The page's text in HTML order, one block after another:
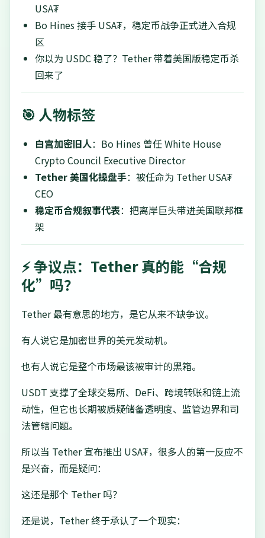
USA₮
Bo Hines 接手 USA₮，稳定币战争正式进入合规
区
你以为 USDC 稳了？Tether 带着美国版稳定币杀
回来了
🎯 人物标签
白宫加密旧人：Bo Hines 曾任 White House
Crypto Council Executive Director
Tether 美国化操盘手：被任命为 Tether USA₮
CEO
稳定币合规叙事代表：把离岸巨头带进美国联邦框
架
⚡ 争议点：Tether 真的能“合规
化”吗？
Tether 最有意思的地方，是它从来不缺争议。
有人说它是加密世界的美元发动机。
也有人说它是整个市场最该被审计的黑箱。
USDT 支撑了全球交易所、DeFi、跨境转账和链上流
动性，但它也长期被质疑储备透明度、监管边界和司
法管辖问题。
所以当 Tether 宣布推出 USA₮，很多人的第一反应不
是兴奋，而是疑问：
这还是那个 Tether 吗？
还是说，Tether 终于承认了一个现实：